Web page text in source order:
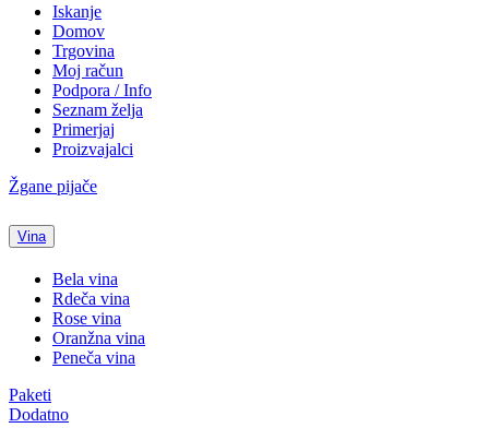
Iskanje
Domov
Trgovina
Moj račun
Podpora / Info
Seznam želja
Primerjaj
Proizvajalci
Žgane pijače
Vina
Bela vina
Rdeča vina
Rose vina
Oranžna vina
Peneča vina
Paketi
Dodatno